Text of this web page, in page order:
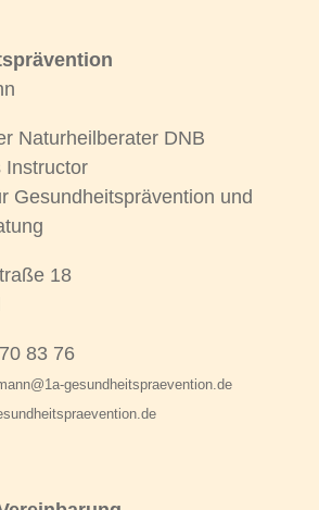
Naturheilberater DNB
Instructor
Gesundheitsprävention und
18
83 76
gesundheitspraevention.de